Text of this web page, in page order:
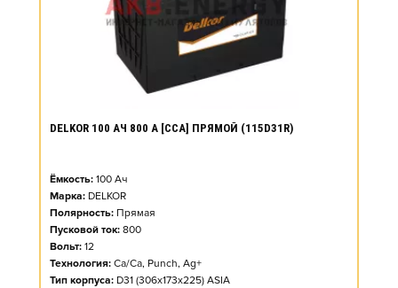
DELKOR 100 АЧ 800 А [CCA] ПРЯМОЙ (115D31R)
Ёмкость: 100 Ач
Марка: DELKOR
Полярность: Прямая
Пусковой ток: 800
Вольт: 12
Технология: Ca/Ca, Punch, Ag+
Тип корпуса: D31 (306x173x225) ASIA